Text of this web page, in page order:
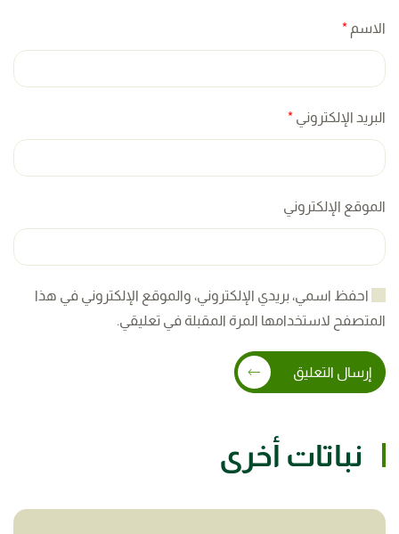
الاسم *
البريد الإلكتروني *
الموقع الإلكتروني
احفظ اسمي، بريدي الإلكتروني، والموقع الإلكتروني في هذا
المتصفح لاستخدامها المرة المقبلة في تعليقي.
إرسال التعليق
نباتات أخرى